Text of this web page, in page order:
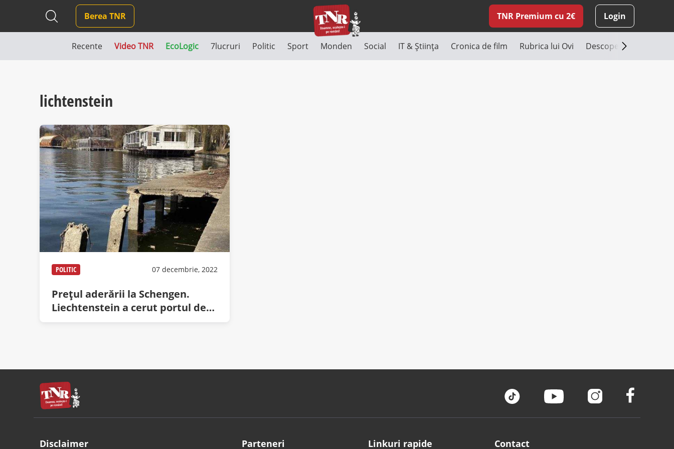
Berea TNR TNR Premium cu 2€ Login
Recente Video TNR EcoLogic 7lucruri Politic Sport Monden Social IT & Știința Cronica de film Rubrica lui Ovi Descoperă România
lichtenstein
POLITIC 07 decembrie, 2022
Prețul aderării la Schengen.
Liechtenstein a cerut portul de
pe lacul Herăstrău
Disclaimer Parteneri Linkuri rapide Contact